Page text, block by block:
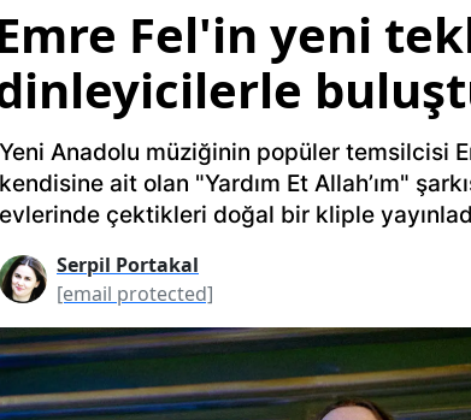
Fel'in yeni
Yeni Anadolu müziğinin popüler temsilcisi
kendisine ait olan "Yardım Et Allah’ım"
evlerinde çektikleri doğal bir kliple
Serpil Portakal
[email protected]